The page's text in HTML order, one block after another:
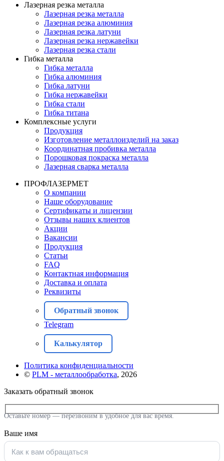
Лазерная резка металла
Лазерная резка металла
Лазерная резка алюминия
Лазерная резка латуни
Лазерная резка нержавейки
Лазерная резка стали
Гибка металла
Гибка металла
Гибка алюминия
Гибка латуни
Гибка нержавейки
Гибка стали
Гибка титана
Комплексные услуги
Продукция
Изготовление металлоизделий на заказ
Координатная пробивка металла
Порошковая покраска металла
Лазерная сварка металла
ПРОФЛАЗЕРМЕТ
О компании
Наше оборудование
Сертификаты и лицензии
Отзывы наших клиентов
Акции
Вакансии
Продукция
Статьи
FAQ
Контактная информация
Доставка и оплата
Реквизиты
Обратный звонок
Telegram
Калькулятор
Политика конфиденциальности
© PLM - металлообработка, 2026
Заказать обратный звонок
Оставьте номер — перезвоним в удобное для вас время.
Ваше имя